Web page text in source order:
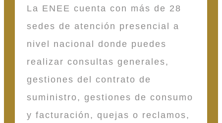
La ENEE cuenta con más de 28
sedes de atención presencial a
nivel nacional donde puedes
realizar consultas generales,
gestiones del contrato de
suministro, gestiones de consumo
y facturación, quejas o reclamos,